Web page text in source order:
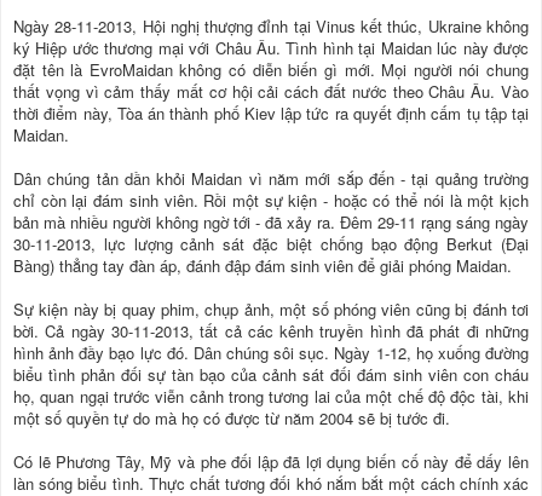
Ngày 28-11-2013, Hội nghị thượng đỉnh tại Vinus kết thúc, Ukraine không
ký Hiệp ước thương mại với Châu Âu. Tình hình tại Maidan lúc này được
đặt tên là EvroMaidan không có diễn biến gì mới. Mọi người nói chung
thất vọng vì cảm thấy mất cơ hội cải cách đất nước theo Châu Âu. Vào
thời điểm này, Tòa án thành phố Kiev lập tức ra quyết định cấm tụ tập tại
Maidan.
Dân chúng tản dần khỏi Maidan vì năm mới sắp đến - tại quảng trường
chỉ còn lại đám sinh viên. Rồi một sự kiện - hoặc có thể nói là một kịch
bản mà nhiều người không ngờ tới - đã xảy ra. Đêm 29-11 rạng sáng ngày
30-11-2013, lực lượng cảnh sát đặc biệt chống bạo động Berkut (Đại
Bàng) thẳng tay đàn áp, đánh đập đám sinh viên để giải phóng Maidan.
Sự kiện này bị quay phim, chụp ảnh, một số phóng viên cũng bị đánh tơi
bời. Cả ngày 30-11-2013, tất cả các kênh truyền hình đã phát đi những
hình ảnh đầy bạo lực đó. Dân chúng sôi sục. Ngày 1-12, họ xuống đường
biểu tình phản đối sự tàn bạo của cảnh sát đối đám sinh viên con cháu
họ, quan ngại trước viễn cảnh trong tương lai của một chế độ độc tài, khi
một số quyền tự do mà họ có được từ năm 2004 sẽ bị tước đi.
Có lẽ Phương Tây, Mỹ và phe đối lập đã lợi dụng biến cố này để dấy lên
làn sóng biểu tình. Thực chất tương đối khó nắm bắt một cách chính xác